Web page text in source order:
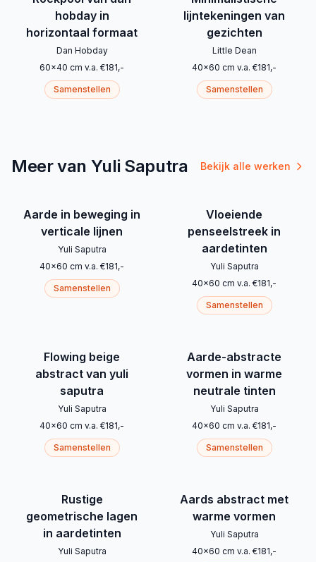
hobday in
horizontaal formaat
Dan Hobday
60x40 cm v.a. €181,-
Samenstellen
lijntekeningen van
gezichten
Little Dean
40x60 cm v.a. €181,-
Samenstellen
Meer van Yuli Saputra Bekijk alle werken
Aarde in beweging in
verticale lijnen
Yuli Saputra
40x60 cm v.a. €181,-
Samenstellen
Vloeiende
penseelstreek in
aardetinten
Yuli Saputra
40x60 cm v.a. €181,-
Samenstellen
Flowing beige
abstract van yuli
saputra
Yuli Saputra
40x60 cm v.a. €181,-
Samenstellen
Aarde-abstracte
vormen in warme
neutrale tinten
Yuli Saputra
40x60 cm v.a. €181,-
Samenstellen
Rustige
geometrische lagen
in aardetinten
Yuli Saputra
Aards abstract met
warme vormen
Yuli Saputra
40x60 cm v.a. €181,-